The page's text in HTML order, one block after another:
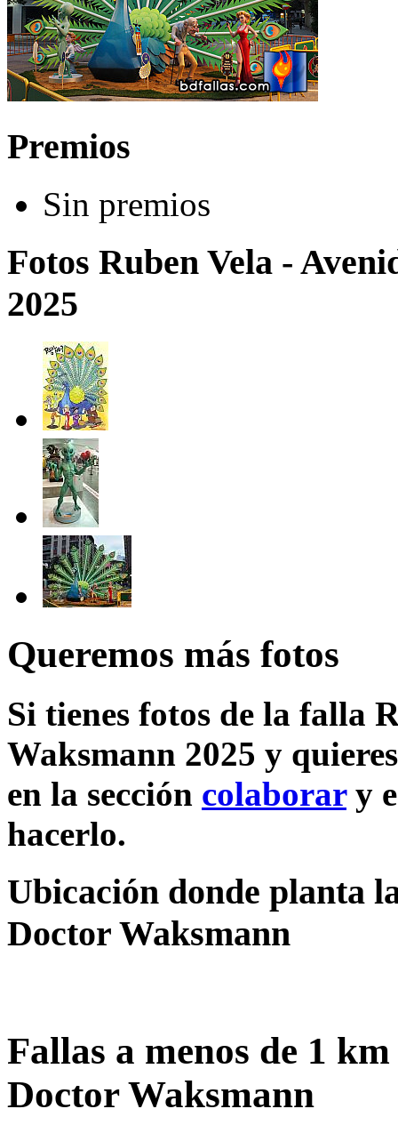
Premios
Sin premios
Fotos Ruben Vela -
2025
Queremos más fotos
Si tienes fotos de la falla
Waksmann 2025 y
en la sección colaborary
hacerlo.
Ubicación donde planta
Doctor Waksmann
Fallas a menos de 1
Doctor Waksmann